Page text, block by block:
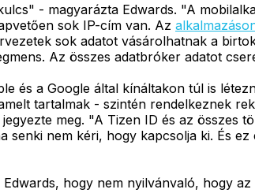
- magyarázta Edwards. "A
sok IP-cím van. Az
sok adatot vásárolhatnak a
Az összes adatbróker adatot
és a Google által kínáltakon túl is
tartalmak - szintén rendelkeznek
meg. "A Tizen ID és az összes
senki nem kéri, hogy kapcsolja ki. És
hogy nem nyilvánvaló, hogy